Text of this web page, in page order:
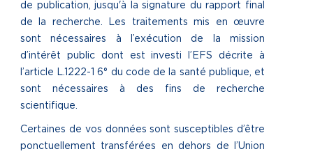
de publication, jusqu'à la signature du rapport final
de la recherche. Les traitements mis en œuvre
sont nécessaires à l’exécution de la mission
d’intérêt public dont est investi l’EFS décrite à
l’article L.1222-1 6° du code de la santé publique, et
sont nécessaires à des fins de recherche
scientifique.
Certaines de vos données sont susceptibles d’être
ponctuellement transférées en dehors de l’Union